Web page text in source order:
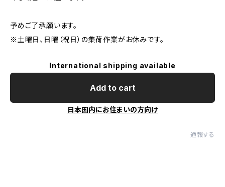
予めご了承願います。
※土曜日、日曜（祝日）の集荷作業がお休みです。
International shipping available
Add to cart
日本国内にお住まいの方向け
通報する